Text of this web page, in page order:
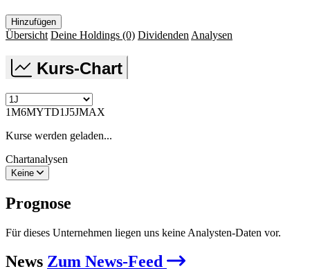
Hinzufügen
Übersicht Deine Holdings (0) Dividenden Analysen
Kurs-Chart
1M6MYTD1J5JMAX
Kurse werden geladen...
Chartanalysen
Keine
Prognose
Für dieses Unternehmen liegen uns keine Analysten-Daten vor.
News Zum News-Feed